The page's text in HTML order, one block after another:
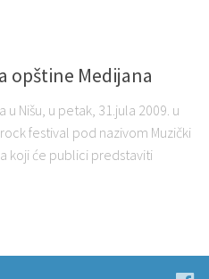
opštine Medijana
u Nišu, u petak, 31.jula 2009. u
festival pod nazivom Muzički
koji će publici predstaviti